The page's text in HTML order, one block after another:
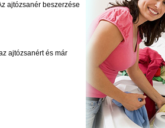
ajtózsanér beszerzése
ajtózsanért és már